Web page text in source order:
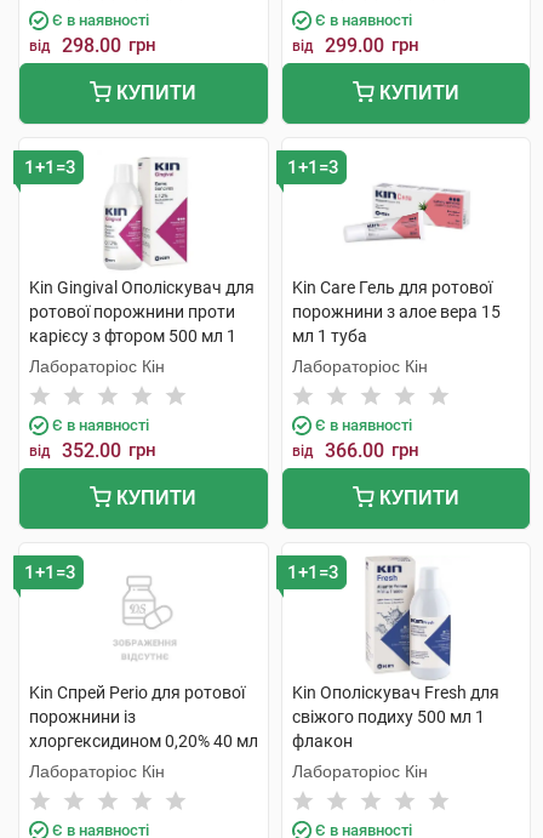
Є в наявності
від 298.00 грн
КУПИТИ
Є в наявності
від 299.00 грн
КУПИТИ
1+1=3
Kin Gingival Ополіскувач для
ротової порожнини проти
карієсу з фтором 500 мл 1
флакон
Лабораторіос Кін
Є в наявності
від 352.00 грн
КУПИТИ
1+1=3
Kin Care Гель для ротової
порожнини з алое вера 15
мл 1 туба
Лабораторіос Кін
Є в наявності
від 366.00 грн
КУПИТИ
1+1=3
Kin Спрей Perio для ротової
порожнини із
хлоргексидином 0,20% 40 мл
1 флакон
Лабораторіос Кін
Є в наявності
1+1=3
Kin Ополіскувач Fresh для
свіжого подиху 500 мл 1
флакон
Лабораторіос Кін
Є в наявності